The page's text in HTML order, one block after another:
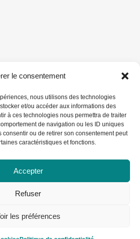
le consentement
nous utilisons des technologies
et/ou accéder aux informations des
à ces technologies nous permettra de traiter
de navigation ou les ID uniques
consentir ou de retirer son consentement peut
caractéristiques et fonctions.
Accepter
Refuser
les préférences